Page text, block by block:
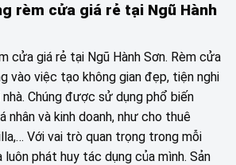
rèm cửa giá rẻ tại Ngũ Hành
cửa giá rẻ tại Ngũ Hành Sơn. Rèm cửa
vào việc tạo không gian đẹp, tiện nghi
Chúng được sử dụng phổ biến
nhân và kinh doanh, như cho thuê
Với vai trò quan trọng trong mỗi
luôn phát huy tác dụng của mình. Sản